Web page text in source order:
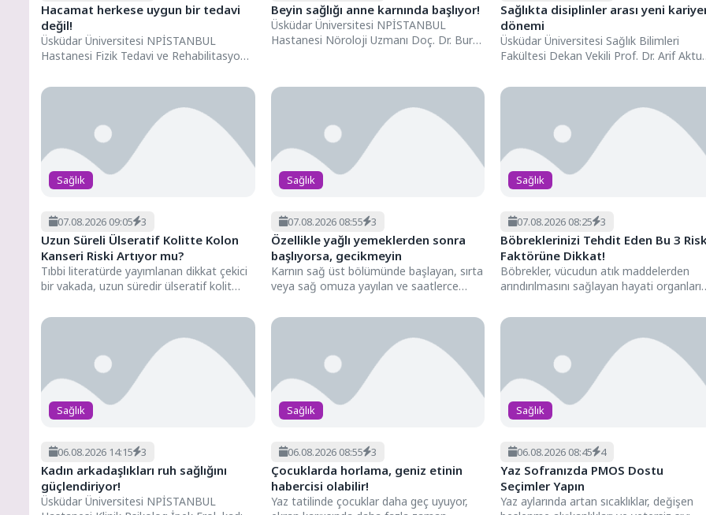
Hacamat herkese uygun bir tedavi
değil!
Üsküdar Üniversitesi NPİSTANBUL
Hastanesi Fizik Tedavi ve Rehabilitasyon
hangi...
Beyin sağlığı anne karnında başlıyor!
Üsküdar Üniversitesi NPİSTANBUL
Hastanesi Nöroloji Uzmanı Doç. Dr. Burcu
Sağlıkta disiplinler arası yeni
dönemi
Üsküdar Üniversitesi Sağlık Bilimleri
Fakültesi Dekan Vekili Prof. Dr. Arif
geleceğini...
Sağlık
07.08.2026 09:05 3
Uzun Süreli Ülseratif Kolitte Kolon
Kanseri Riski Artıyor mu?
Tıbbi literatürde yayımlanan dikkat çekici
bir vakada, uzun süredir ülseratif kolit
Sağlık
07.08.2026 08:55 3
Özellikle yağlı yemeklerden sonra
başlıyorsa, gecikmeyin
Karnın sağ üst bölümünde başlayan, sırta
veya sağ omuza yayılan ve saatlerce
Sağlık
07.08.2026 08:25 3
Böbreklerinizi Tehdit Eden Bu 3
Faktörüne Dikkat!
Böbrekler, vücudun atık maddelerden
arındırılmasını sağlayan hayati
tümörler ve...
Sağlık
06.08.2026 14:15 3
Kadın arkadaşlıkları ruh sağlığını
güçlendiriyor!
Üsküdar Üniversitesi NPİSTANBUL
Sağlık
06.08.2026 08:55 3
Çocuklarda horlama, geniz etinin
habercisi olabilir!
Yaz tatilinde çocuklar daha geç uyuyor,
Sağlık
06.08.2026 08:45 4
Yaz Sofranızda PMOS Dostu
Seçimler Yapın
Yaz aylarında artan sıcaklıklar, değişen